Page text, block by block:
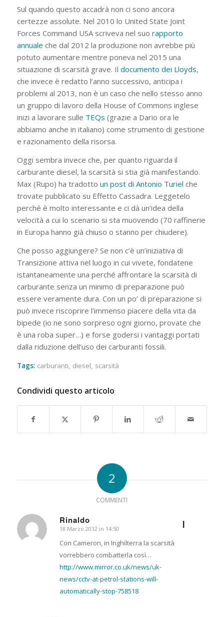
Sul quando questo accadrà non ci sono ancora
certezze assolute. Nel 2010 lo United State Joint
Forces Command USA scriveva nel suo rapporto
annuale che dal 2012 la produzione non avrebbe più
potuto aumentare mentre poneva nel 2015 una
situazione di scarsità grave. Il documento dei Lloyds,
che invece è redatto l’anno successivo, anticipa i
problemi al 2013, non è un caso che nello stesso anno
un gruppo di lavoro della House of Commons inglese
inizi a lavorare sulle TEQs (grazie a Dario ora le
abbiamo anche in italiano) come strumento di gestione
e razionamento della risorsa.
Oggi sembra invece che, per quanto riguarda il
carburante diesel, la scarsità si stia già manifestando.
Max (Rupo) ha tradotto un post di Antonio Turiel che
trovate pubblicato su Effetto Cassadra. Leggetelo
perché è molto interessante e ci dà un’idea della
velocità a cui lo scenario si sta muovendo (70 raffinerie
in Europa hanno già chiuso o stanno per chiudere).
Che posso aggiungere? Se non c’è un’iniziativa di
Transizione attiva nel luogo in cui vivete, fondatene
istantaneamente una perché affrontare la scarsità di
carburante senza un minimo di preparazione può
essere veramente dura. Con un po’ di preparazione si
può invece riscoprire l’immenso piacere della vita da
bipede (io ne sono sorpreso ogni giorno, provate che
è una roba super…) e forse godersi i vantaggi portati
dalla riduzione dell’uso dei carburanti fossili.
Tags: carburanti diesel scarsità
Condividi questo articolo
2
COMMENTI
Rinaldo
dice:
18 Marzo 2012 in 14:50
Con Cameron, in Inghilterra la scarsità
vorrebbero combatterla così…
http://www.mirror.co.uk/news/uk-
news/cctv-at-petrol-stations-will-
automatically-stop-758518
I